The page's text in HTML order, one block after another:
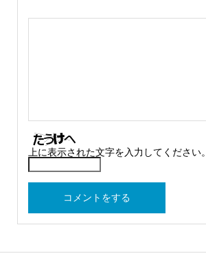
上に表示された文字を入力してください。